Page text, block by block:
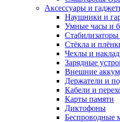
Аксессуары и
Наушники и
Умные часы и
Стёкла и
Чехлы и
Зарядные
Внешние
Держатели и
Кабели и
Карты памяти
Диктофоны
Беспроводные